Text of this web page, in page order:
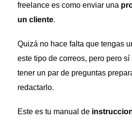
freelance es como enviar una
un cliente.
Quizá no hace falta que tengas
este tipo de correos, pero pero sí
tener un par de preguntas
redactarlo.
Este es tu manual de